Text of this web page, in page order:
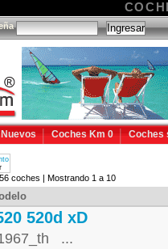
Coches Km 0 Coches
coches | Mostrando 1 a 10
520d xD
...